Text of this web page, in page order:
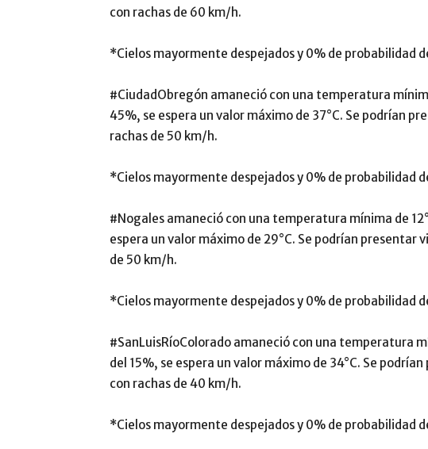
con rachas de 60 km/h.
*Cielos mayormente despejados y 0% de probabilidad
#CiudadObregón amaneció con una temperatura
45%, se espera un valor máximo de 37°C. Se podrían
rachas de 50 km/h.
*Cielos mayormente despejados y 0% de probabilidad
#Nogales amaneció con una temperatura mínima de
espera un valor máximo de 29°C. Se podrían presentar
de 50 km/h.
*Cielos mayormente despejados y 0% de probabilidad
#SanLuisRíoColorado amaneció con una temperatura
del 15%, se espera un valor máximo de 34°C. Se
con rachas de 40 km/h.
*Cielos mayormente despejados y 0% de probabilidad